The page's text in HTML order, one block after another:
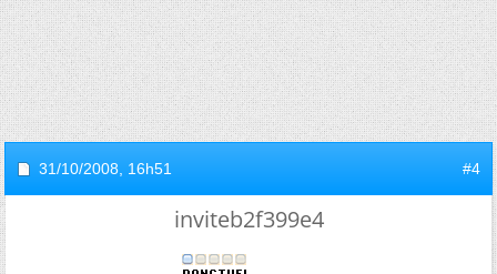
31/10/2008, 16h51 #4
inviteb2f399e4